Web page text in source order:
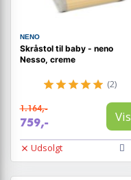
NENO
Skråstol til baby - neno
Nesso, creme
(2)
1.164,-
759,- Vis
Udsolgt